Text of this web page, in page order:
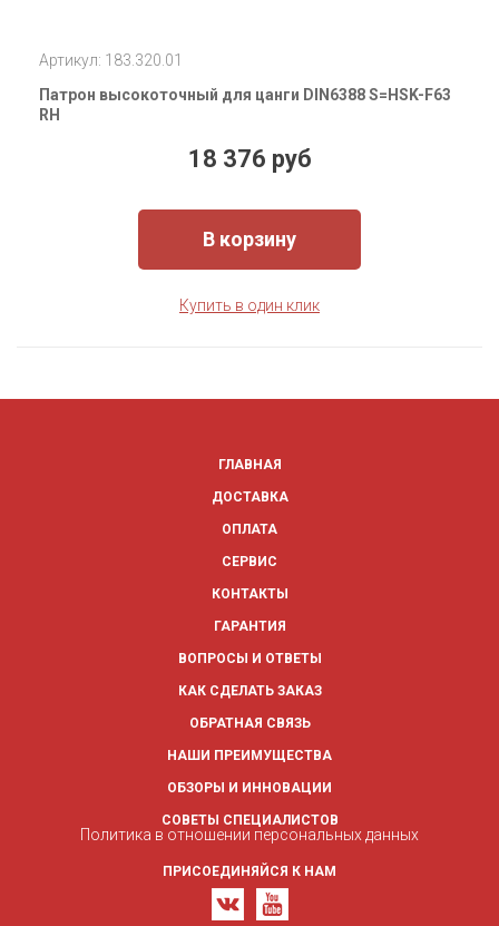
Артикул: 183.320.01
Патрон высокоточный для цанги DIN6388 S=HSK-F63
RH
18 376 руб
В корзину
Купить в один клик
ГЛАВНАЯ
ДОСТАВКА
ОПЛАТА
СЕРВИС
КОНТАКТЫ
ГАРАНТИЯ
ВОПРОСЫ И ОТВЕТЫ
КАК СДЕЛАТЬ ЗАКАЗ
ОБРАТНАЯ СВЯЗЬ
НАШИ ПРЕИМУЩЕСТВА
ОБЗОРЫ И ИННОВАЦИИ
СОВЕТЫ СПЕЦИАЛИСТОВ
Политика в отношении персональных данных
ПРИСОЕДИНЯЙСЯ К НАМ